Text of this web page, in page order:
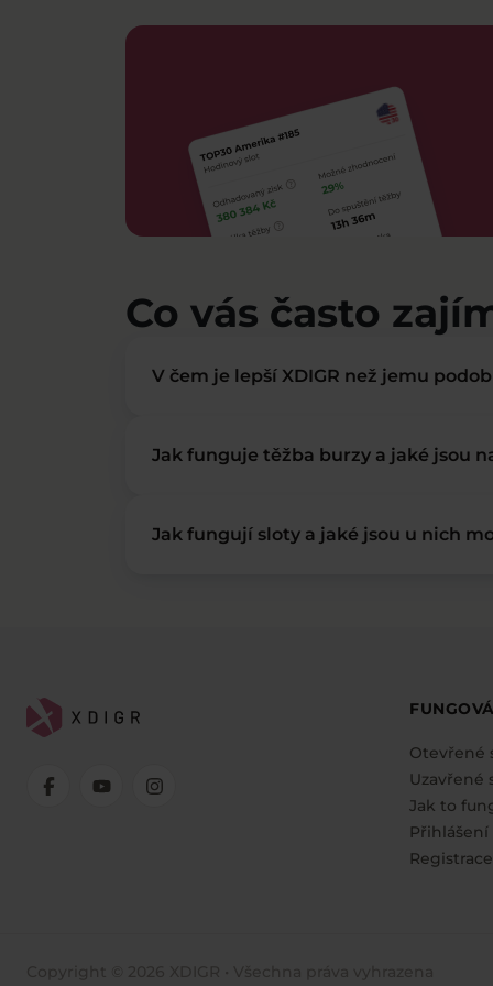
Co vás často
V čem je lepší XDIGR než jemu
Jak funguje těžba burzy a jaké jsou
Jak fungují sloty a jaké jsou u nich
Otevřené
Uzavřené
Jak to
Přihlášení
Registrace